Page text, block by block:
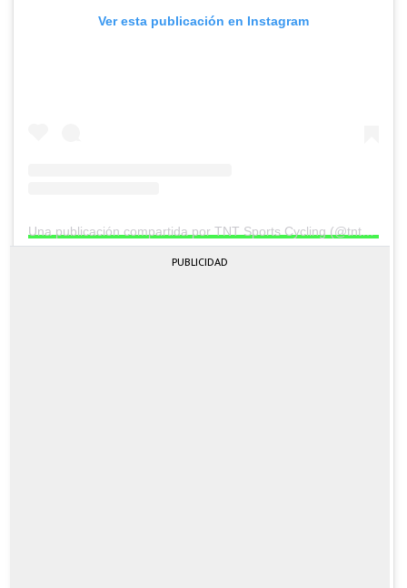
Ver esta publicación en Instagram
Una publicación compartida por TNT Sports Cycling (@tntsportscycling)
PUBLICIDAD